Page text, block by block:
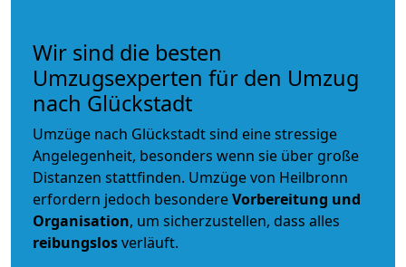
Wir sind die besten
Umzugsexperten für den Umzug
nach Glückstadt
Umzüge nach Glückstadt sind eine stressige
Angelegenheit, besonders wenn sie über große
Distanzen stattfinden. Umzüge von Heilbronn
erfordern jedoch besondereVorbereitung und
Organisation, um sicherzustellen, dass alles
reibungslosverläuft.